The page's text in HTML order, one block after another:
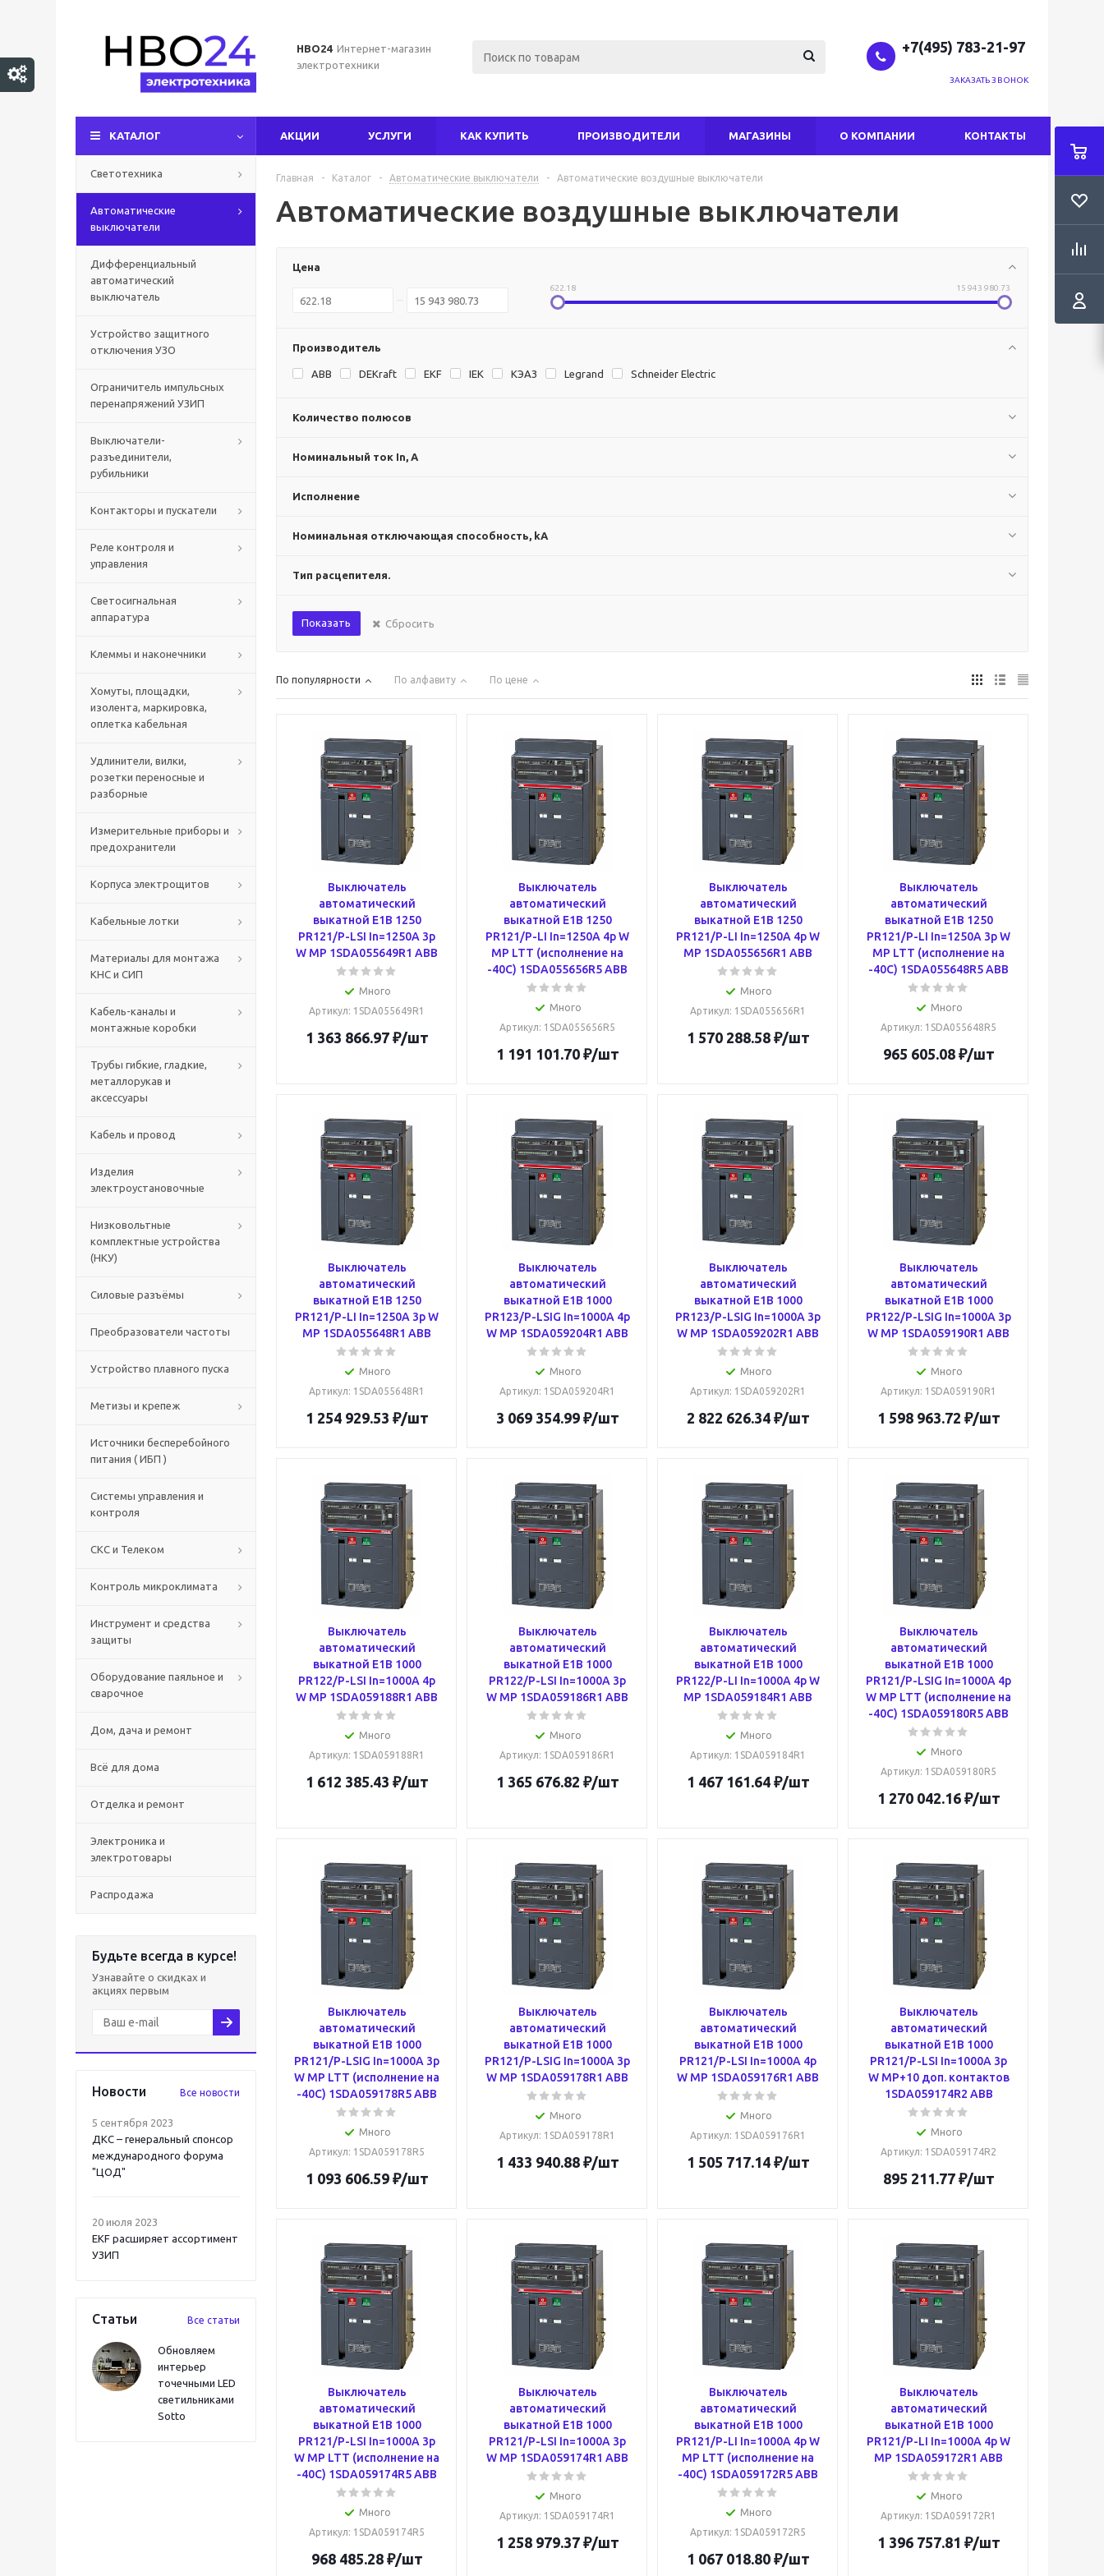
НВО24 Интернет-магазин
электротехники
+7(495) 783-21-97
ЗАКАЗАТЬ ЗВОНОК
КАТАЛОГ АКЦИИ УСЛУГИ КАК КУПИТЬ ПРОИЗВОДИТЕЛИ МАГАЗИНЫ О КОМПАНИИ КОНТАКТЫ
Светотехника
Автоматические
выключатели
Дифференциальный
автоматический
выключатель
Устройство защитного
отключения УЗО
Ограничитель импульсных
перенапряжений УЗИП
Выключатели-
разъединители,
рубильники
Контакторы и пускатели
Реле контроля и
управления
Светосигнальная
аппаратура
Клеммы и наконечники
Хомуты, площадки,
изолента, маркировка,
оплетка кабельная
Удлинители, вилки,
розетки переносные и
разборные
Измерительные приборы и
предохранители
Корпуса электрощитов
Кабельные лотки
Материалы для монтажа
КНС и СИП
Кабель-каналы и
монтажные коробки
Трубы гибкие, гладкие,
металлорукав и
аксессуары
Кабель и провод
Изделия
электроустановочные
Низковольтные
комплектные устройства
(НКУ)
Силовые разъёмы
Преобразователи частоты
Устройство плавного пуска
Метизы и крепеж
Источники бесперебойного
питания ( ИБП )
Системы управления и
контроля
СКС и Телеком
Контроль микроклимата
Инструмент и средства
защиты
Оборудование паяльное и
сварочное
Дом, дача и ремонт
Всё для дома
Отделка и ремонт
Электроника и
электротовары
Распродажа
Будьте всегда в курсе!
Узнавайте о скидках и
акциях первым
Новости Все новости
5 сентября 2023
ДКС – генеральный спонсор
международного форума
"ЦОД"
20 июля 2023
EKF расширяет ассортимент
УЗИП
Статьи Все статьи
Обновляем
интерьер
точечными LED
светильниками
Sotto
Главная - Каталог - Автоматические выключатели - Автоматические воздушные выключатели
Автоматические воздушные выключатели
Цена
622.18 15 943 980.73
Производитель
ABB DEKraft EKF IEK KЭAЗ Legrand Schneider Electric
Количество полюсов
Номинальный ток In, А
Исполнение
Номинальная отключающая способность, kА
Тип расцепителя.
Показать Сбросить
По популярности По алфавиту По цене
Выключатель
автоматический
выкатной E1B 1250
PR121/P-LSI In=1250A 3p
W MP 1SDA055649R1 ABB
Много
Артикул: 1SDA055649R1
1 363 866.97₽/шт
Выключатель
автоматический
выкатной E1B 1250
PR121/P-LI In=1250A 4p W
MP LTT (исполнение на
-40С) 1SDA055656R5 ABB
Много
Артикул: 1SDA055656R5
1 191 101.70₽/шт
Выключатель
автоматический
выкатной E1B 1250
PR121/P-LI In=1250A 4p W
MP 1SDA055656R1 ABB
Много
Артикул: 1SDA055656R1
1 570 288.58₽/шт
Выключатель
автоматический
выкатной E1B 1250
PR121/P-LI In=1250A 3p W
MP LTT (исполнение на
-40С) 1SDA055648R5 ABB
Много
Артикул: 1SDA055648R5
965 605.08₽/шт
Выключатель
автоматический
выкатной E1B 1250
PR121/P-LI In=1250A 3p W
MP 1SDA055648R1 ABB
Много
Артикул: 1SDA055648R1
1 254 929.53 ₽/шт
Выключатель
автоматический
выкатной E1B 1000
PR123/P-LSIG In=1000A 4p
W MP 1SDA059204R1 ABB
Много
Артикул: 1SDA059204R1
3 069 354.99₽/шт
Выключатель
автоматический
выкатной E1B 1000
PR123/P-LSIG In=1000A 3p
W MP 1SDA059202R1 ABB
Много
Артикул: 1SDA059202R1
2 822 626.34₽/шт
Выключатель
автоматический
выкатной E1B 1000
PR122/P-LSIG In=1000A 3p
W MP 1SDA059190R1 ABB
Много
Артикул: 1SDA059190R1
1 598 963.72 ₽/шт
Выключатель
автоматический
выкатной E1B 1000
PR122/P-LSI In=1000A 4p
W MP 1SDA059188R1 ABB
Много
Артикул: 1SDA059188R1
1 612 385.43 ₽/шт
Выключатель
автоматический
выкатной E1B 1000
PR122/P-LSI In=1000A 3p
W MP 1SDA059186R1 ABB
Много
Артикул: 1SDA059186R1
1 365 676.82 ₽/шт
Выключатель
автоматический
выкатной E1B 1000
PR122/P-LI In=1000A 4p W
MP 1SDA059184R1 ABB
Много
Артикул: 1SDA059184R1
1 467 161.64₽/шт
Выключатель
автоматический
выкатной E1B 1000
PR121/P-LSIG In=1000A 4p
W MP LTT (исполнение на
-40С) 1SDA059180R5 ABB
Много
Артикул: 1SDA059180R5
1 270 042.16₽/шт
Выключатель
автоматический
выкатной E1B 1000
PR121/P-LSIG In=1000A 3p
W MP LTT (исполнение на
-40С) 1SDA059178R5 ABB
Много
Артикул: 1SDA059178R5
1 093 606.59₽/шт
Выключатель
автоматический
выкатной E1B 1000
PR121/P-LSIG In=1000A 3p
W MP 1SDA059178R1 ABB
Много
Артикул: 1SDA059178R1
1 433 940.88₽/шт
Выключатель
автоматический
выкатной E1B 1000
PR121/P-LSI In=1000A 4p
W MP 1SDA059176R1 ABB
Много
Артикул: 1SDA059176R1
1 505 717.14₽/шт
Выключатель
автоматический
выкатной E1B 1000
PR121/P-LSI In=1000A 3p
W MP+10 доп. контактов
1SDA059174R2 ABB
Много
Артикул: 1SDA059174R2
895 211.77₽/шт
Выключатель
автоматический
выкатной E1B 1000
PR121/P-LSI In=1000A 3p
W MP LTT (исполнение на
-40С) 1SDA059174R5 ABB
Много
Артикул: 1SDA059174R5
968 485.28₽/шт
Выключатель
автоматический
выкатной E1B 1000
PR121/P-LSI In=1000A 3p
W MP 1SDA059174R1 ABB
Много
Артикул: 1SDA059174R1
1 258 979.37₽/шт
Выключатель
автоматический
выкатной E1B 1000
PR121/P-LI In=1000A 4p W
MP LTT (исполнение на
-40С) 1SDA059172R5 ABB
Много
Артикул: 1SDA059172R5
1 067 018.80₽/шт
Выключатель
автоматический
выкатной E1B 1000
PR121/P-LI In=1000A 4p W
MP 1SDA059172R1 ABB
Много
Артикул: 1SDA059172R1
1 396 757.81 ₽/шт